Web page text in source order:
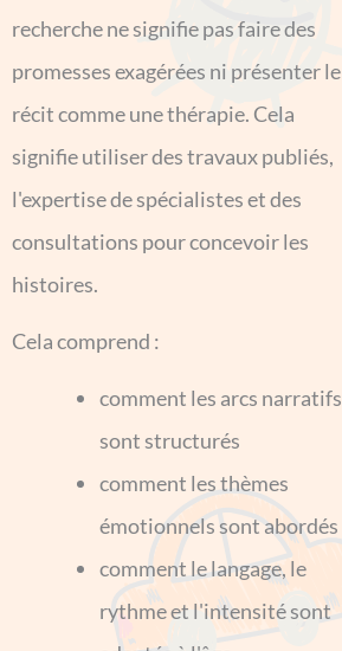
recherche ne signifie pas faire des
promesses exagérées ni présenter le
récit comme une thérapie. Cela
signifie utiliser des travaux publiés,
l'expertise de spécialistes et des
consultations pour concevoir les
histoires.
Cela comprend :
comment les arcs narratifs
sont structurés
comment les thèmes
émotionnels sont abordés
comment le langage, le
rythme et l'intensité sont